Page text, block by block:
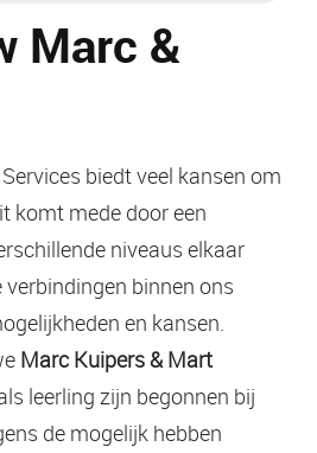
Marc &
biedt veel kansen om
komt mede door een
niveaus elkaar
verbindingen binnen ons
en kansen.
Marc Kuipers & Mart
leerling zijn begonnen bij
de mogelijk hebben